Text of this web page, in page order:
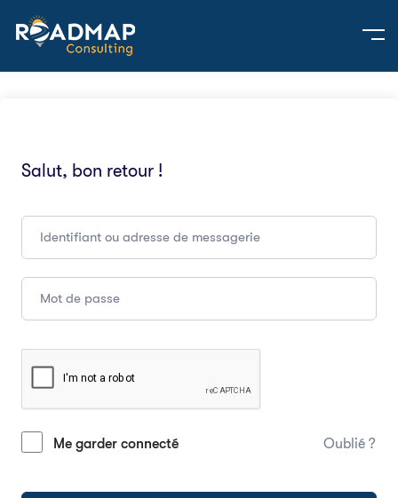
Salut, bon retour !
Me garder connecté Oublié ?